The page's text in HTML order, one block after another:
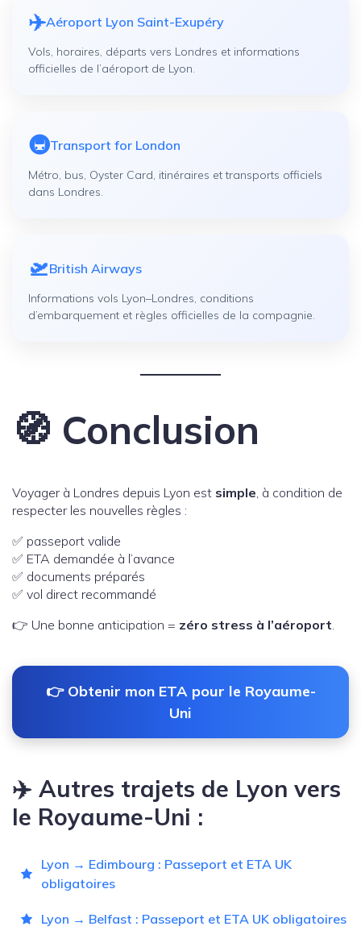
✈️Aéroport Lyon Saint-Exupéry
Vols, horaires, départs vers Londres et informations
officielles de l’aéroport de Lyon.
🚇Transport for London
Métro, bus, Oyster Card, itinéraires et transports officiels
dans Londres.
🛫British Airways
Informations vols Lyon–Londres, conditions
d’embarquement et règles officielles de la compagnie.
🧭 Conclusion
Voyager à Londres depuis Lyon est simple , à condition de
respecter les nouvelles règles :
✅ passeport valide
✅ ETA demandée à l’avance
✅ documents préparés
✅ vol direct recommandé
👉 Une bonne anticipation = zéro stress à l’aéroport
👉 Obtenir mon ETA pour le Royaume-
Uni
✈️ Autres trajets de Lyon vers
le Royaume-Uni :
Lyon → Edimbourg : Passeport et ETA UK
obligatoires
Lyon → Belfast : Passeport et ETA UK obligatoires